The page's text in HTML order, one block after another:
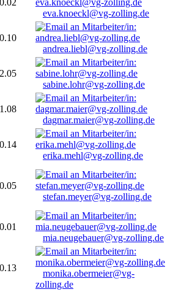
0.02
eva.knoeckl@vg-zolling.de
0.10
andrea.liebl@vg-zolling.de
2.05
sabine.lohr@vg-zolling.de
1.08
dagmar.maier@vg-zolling.de
0.14
erika.mehl@vg-zolling.de
0.05
stefan.meyer@vg-zolling.de
0.01
mia.neugebauer@vg-zolling.de
0.13
monika.obermeier@vg-
zolling.de